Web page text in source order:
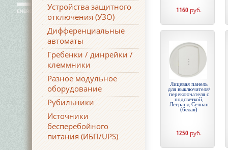
Устройства защитного
отключения (УЗО)
Дифференциальные
автоматы
Гребенки / динрейки /
клеммники
Разное модульное
оборудование
Рубильники
Источники
бесперебойного
питания (ИБП/UPS)
1160 руб.
Лицевая панель
для выключателя/
переключателя с
подсветкой,
Легранд Селиан
(белая)
1250 руб.